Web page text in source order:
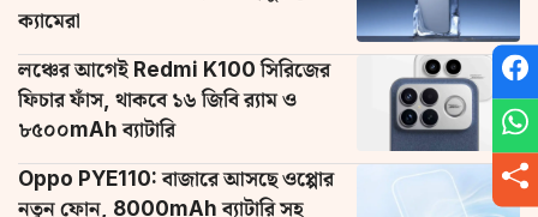
ক্যামেরা
লঞ্চের আগেই Redmi K100 সিরিজের
ফিচার ফাঁস, থাকবে ১৬ জিবি র‌্যাম ও
৮৫০০mAh ব্যাটারি
Oppo PYE110: বাজারে আসছে ওপ্পোর
নতুন ফোন, 8000mAh ব্যাটারি সহ